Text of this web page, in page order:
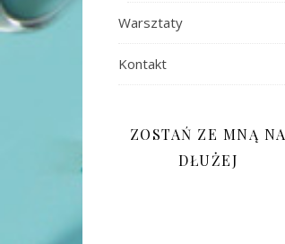
Warsztaty
Kontakt
ZOSTAŃ ZE MNĄ NA
DŁUŻEJ